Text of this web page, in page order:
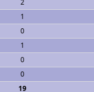
2
1
0
1
0
0
19